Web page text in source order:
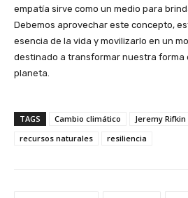
empatía sirve como un medio para
Debemos aprovechar este concepto,
esencia de la vida y movilizarlo en un
destinado a transformar nuestra forma
planeta.
TAGS Cambio climático Jeremy Rifkin
recursos naturales
resiliencia